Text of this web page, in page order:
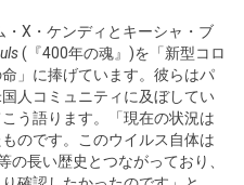
X・ケンディとキーシャ・ブ
(『400年の魂』)を「新型コロ
」に捧げています。彼らはパ
人コミュニティに及ぼしてい
う語ります。「現在の状況は
のです。このウイルス自体は
長い歴史とつながっており、